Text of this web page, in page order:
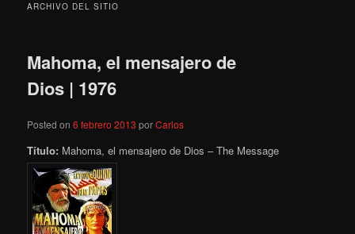
ARCHIVO DEL SITIO
Mahoma, el mensajero de
Dios | 1976
Posted on6 febrero 2013 porCarlos
Título: Mahoma, el mensajero de Dios – The Message